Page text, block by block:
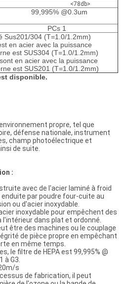
<78db>
99,995% @0.3um
PCs 1
Sus201/304 (T=1.0/1.2mm)
en acier avec la puissance
est SUS304 (T=1.0/1.2mm)
en acier avec la puissance
est SUS201 (T=1.0/1.2mm)
est disponible.
propre, tel que
défense nationale, instrument
champ photoélectrique et
de suite.
:
avec de l'acier laminé à froid
par poudre four-cuite au
ou d'acier inoxydable.
inoxydable pour empêchent des
dans plat et ordonné.
être des machines ou le couplage
de pièce propre en empêchant
en même temps.
le filtre de HEPA est 99,995% @
à G3.
s
de fabrication, il peut